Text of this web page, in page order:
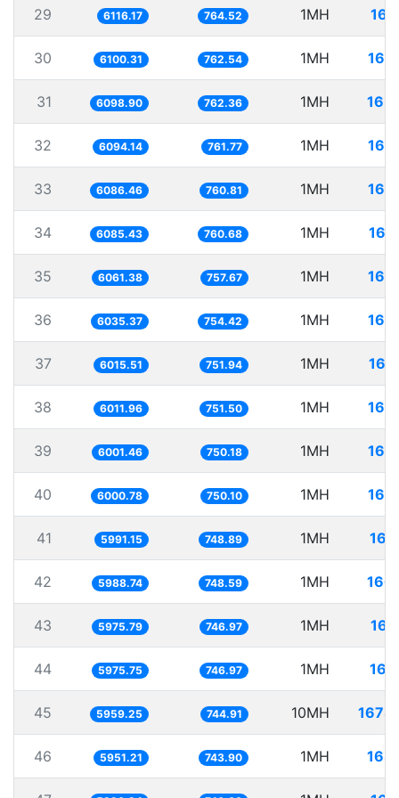
29 6116.17 764.52 1MH
30 6100.31 762.54 1MH
31 6098.90 762.36 1MH
32 6094.14 761.77 1MH
33 6086.46 760.81 1MH
34 6085.43 760.68 1MH
35 6061.38 757.67 1MH
36 6035.37 754.42 1MH
37 6015.51 751.94 1MH
38 6011.96 751.50 1MH
39 6001.46 750.18 1MH
40 6000.78 750.10 1MH
41 5991.15 748.89 1MH
42 5988.74 748.59 1MH
43 5975.79 746.97 1MH
44 5975.75 746.97 1MH
45 5959.25 744.91 10MH
46 5951.21 743.90 1MH